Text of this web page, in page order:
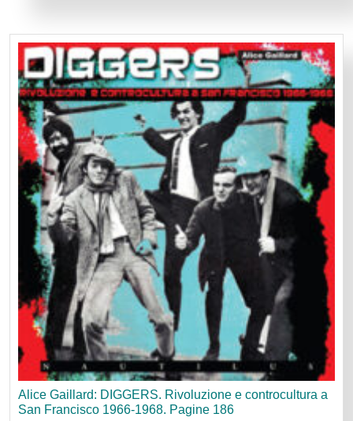
Alice Gaillard: DIGGERS. Rivoluzione e controcultura a
San Francisco 1966-1968. Pagine 186